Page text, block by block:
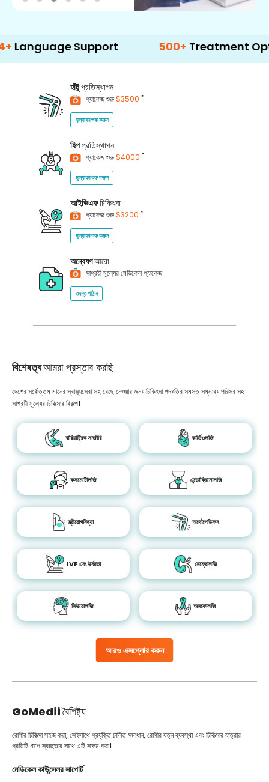
Support 500+ Treatment Options
হাঁটুপ্রতিস্থাপন
প্যাকেজ শুরু$3500 *
মূল্যায়ন শুরু করুন
হিপপ্রতিস্থাপন
প্যাকেজ শুরু$4000 *
মূল্যায়ন শুরু করুন
আইভিএফচিকিৎসা
প্যাকেজ শুরু$3200 *
মূল্যায়ন শুরু করুন
অন্বেষণআরো
সাশ্রয়ী মূল্যের মেডিকেল প্যাকেজ
তদন্ত পাঠান
বিশেষত্বআমরা প্রস্তাব করছি
আরও এক্সপ্লোর করুন
দেশের সর্বোত্তম মানের স্বাস্থ্যসেবা সহ বেছে নেওয়ার জন্য চিকিৎসা পদ্ধতির সমস্ত সম্ভাব্য পরিসর সহ
সাশ্রয়ী মূল্যের চিকিত্সার বিকল্প।
বারিয়াট্রিক সার্জারি কার্ডিওলজি
কসমেটোলজি এন্ডোক্রিনোলজি
স্ত্রীরোগবিদ্যা অর্থোপেডিকস
IVF এবং উর্বরতা নেফ্রোলজি
নিউরোলজি অনকোলজি
GoMediiবৈশিষ্ট্য
রোগীর চিকিত্সা সহজ করা, সেইসাথে প্রযুক্তি চালিত সমাধান, রোগীর যত্ন ব্যবস্থা এবং চিকিত্সার যাত্রার
প্রতিটি ধাপে স্বচ্ছতার সাথে এটি সক্ষম করা।
মেডিকেল কাউন্সেলর সাপোর্ট